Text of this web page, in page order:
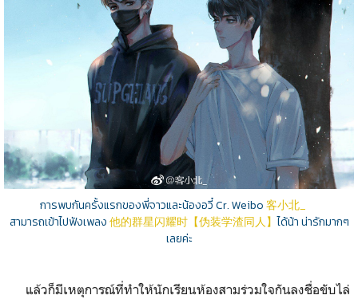
การพบกันครั้งแรกของพี่จาวและน้องอวี๋ Cr. Weibo客小北_
สามารถเข้าไปฟังเพลง他的群星闪耀时【伪装学渣同人】ได้น้า น่ารักมากๆ
เลยค่ะ
แล้วก็มีเหตุการณ์ที่ทำให้นักเรียนห้องสามร่วมใจกันลงชื่อขับไล่